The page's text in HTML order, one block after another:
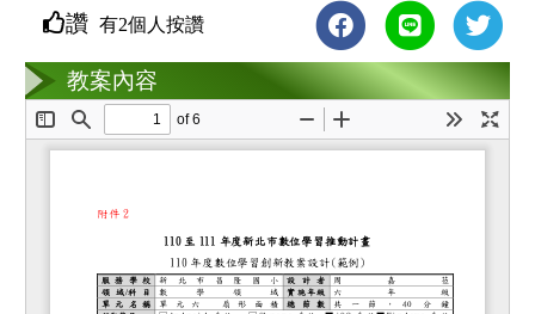
教案互動
讚 有2個人按讚
教案內容